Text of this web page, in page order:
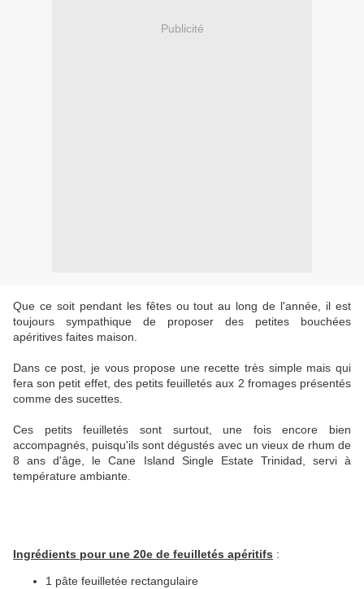
Publicité
Que ce soit pendant les fêtes ou tout au long de l'année, il est
toujours sympathique de proposer des petites bouchées
apéritives faites maison.
Dans ce post, je vous propose une recette très simple mais qui
fera son petit effet, des petits feuilletés aux 2 fromages présentés
comme des sucettes.
Ces petits feuilletés sont surtout, une fois encore bien
accompagnés, puisqu'ils sont dégustés avec un vieux de rhum de
8 ans d'âge, le Cane Island Single Estate Trinidad, servi à
température ambiante.
Ingrédients pour une 20e de feuilletés apéritifs :
1 pâte feuilletée rectangulaire